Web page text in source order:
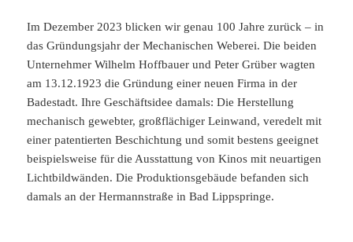
Im Dezember 2023 blicken wir genau 100 Jahre zurück – in
das Gründungsjahr der Mechanischen Weberei. Die beiden
Unternehmer Wilhelm Hoffbauer und Peter Grüber wagten
am 13.12.1923 die Gründung einer neuen Firma in der
Badestadt. Ihre Geschäftsidee damals: Die Herstellung
mechanisch gewebter, großflächiger Leinwand, veredelt mit
einer patentierten Beschichtung und somit bestens geeignet
beispielsweise für die Ausstattung von Kinos mit neuartigen
Lichtbildwänden. Die Produktionsgebäude befanden sich
damals an der Hermannstraße in Bad Lippspringe.